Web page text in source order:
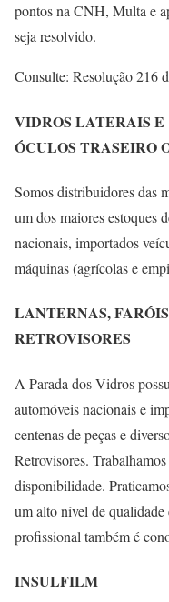
pontos na CNH, Multa e
seja resolvido.
Consulte: Resolução 216
VIDROS LATERAIS E
ÓCULOS TRASEIRO
Somos distribuidores das
um dos maiores estoques
nacionais, importados
máquinas (agrícolas e
LANTERNAS,
RETROVISORES
A Parada dos Vidros
automóveis nacionais e
centenas de peças e
Retrovisores.
disponibilidade.
um alto nível de
profissional também é
INSULFILM